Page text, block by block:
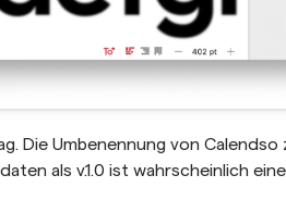
Die Umbenennung von Calendso
als v.1.0 ist wahrscheinlich